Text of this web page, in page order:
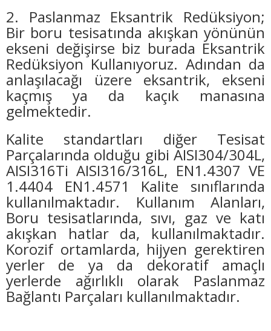
2. Paslanmaz Eksantrik Redüksiyon;
Bir boru tesisatında akışkan yönünün
ekseni değişirse biz burada Eksantrik
Redüksiyon Kullanıyoruz. Adından da
anlaşılacağı üzere eksantrik, ekseni
kaçmış ya da kaçık manasına
gelmektedir.
Kalite standartları diğer Tesisat
Parçalarında olduğu gibi AISI304/304L,
AISI316Ti AISI316/316L, EN1.4307 VE
1.4404 EN1.4571 Kalite sınıflarında
kullanılmaktadır. Kullanım Alanları,
Boru tesisatlarında, sıvı, gaz ve katı
akışkan hatlar da, kullanılmaktadır.
Korozif ortamlarda, hijyen gerektiren
yerler de ya da dekoratif amaçlı
yerlerde ağırlıklı olarak Paslanmaz
Bağlantı Parçaları kullanılmaktadır.